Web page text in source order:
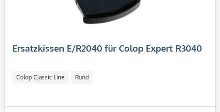
Ersatzkissen E/R2040 für Colop Expert R3040
Colop Classic Line Rund